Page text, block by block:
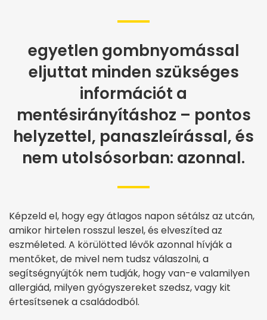
egyetlen gombnyomással
eljuttat minden szükséges
információt a
mentésirányításhoz – pontos
helyzettel, panaszleírással, és
nem utolsósorban: azonnal.
Képzeld el, hogy egy átlagos napon sétálsz az utcán,
amikor hirtelen rosszul leszel, és elveszíted az
eszméleted. A körülötted lévők azonnal hívják a
mentőket, de mivel nem tudsz válaszolni, a
segítségnyújtók nem tudják, hogy van-e valamilyen
allergiád, milyen gyógyszereket szedsz, vagy kit
értesítsenek a családodból.